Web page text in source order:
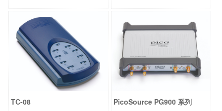
TC-08 PicoSource PG900 系列